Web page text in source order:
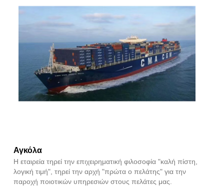
Αγκόλα
Η εταιρεία τηρεί την επιχειρηματική φιλοσοφία "καλή πίστη,
λογική τιμή", τηρεί την αρχή "πρώτα ο πελάτης" για την
παροχή ποιοτικών υπηρεσιών στους πελάτες μας.